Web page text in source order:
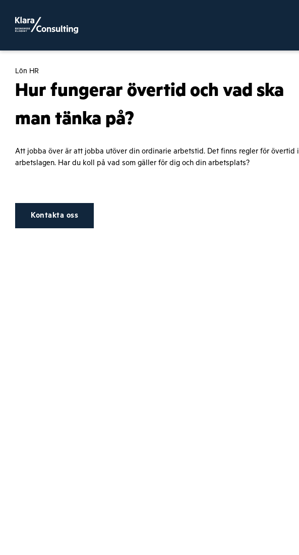
Lön HR
Hur fungerar övertid och vad ska
man tänka på?
Att jobba över är att jobba utöver din ordinarie arbetstid. Det finns regler för övertid i
arbetslagen. Har du koll på vad som gäller för dig och din arbetsplats?
Kontakta oss